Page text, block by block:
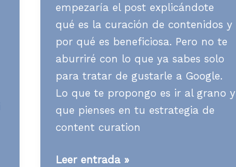
empezaría el post explicándote
qué es la curación de contenidos y
por qué es beneficiosa. Pero no te
aburriré con lo que ya sabes solo
para tratar de gustarle a Google.
Lo que te propongo es ir al grano y
que pienses en tu estrategia de
content curation
[Contenidos]
Leer entrada »